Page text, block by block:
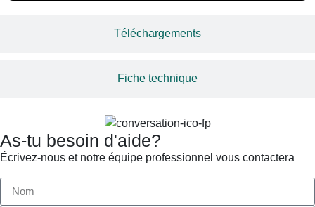
Téléchargements
Fiche technique
As-tu besoin d'aide?
Écrivez-nous et notre équipe professionnel vous contactera